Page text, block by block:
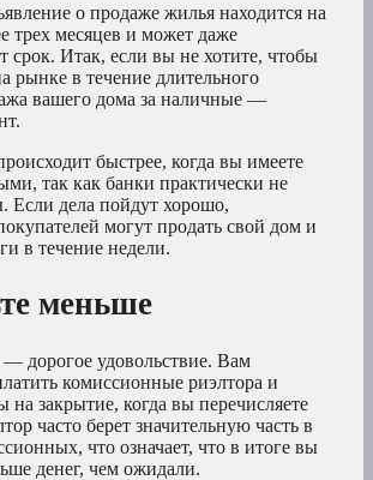
о продаже жилья находится на
трех месяцев и может даже
срок. Итак, если вы не хотите, чтобы
рынке в течение длительного
вашего дома за наличные —
быстрее, когда вы имеете
так как банки практически не
Если дела пойдут хорошо,
могут продать свой дом и
в течение недели.
меньше
дорогое удовольствие. Вам
комиссионные риэлтора и
на закрытие, когда вы перечисляете
часто берет значительную часть в
что означает, что в итоге вы
денег, чем ожидали.